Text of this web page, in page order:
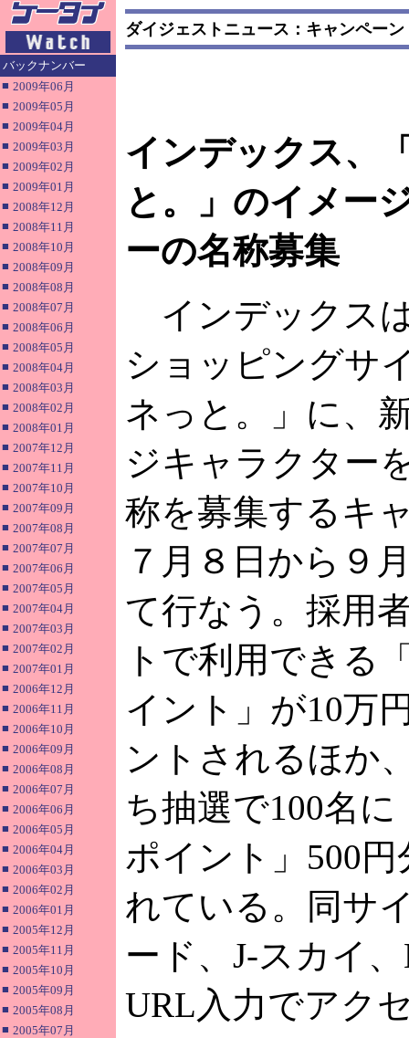
バックナンバー
■ 2009年06月
■ 2009年05月
■ 2009年04月
■ 2009年03月
■ 2009年02月
■ 2009年01月
■ 2008年12月
■ 2008年11月
■ 2008年10月
■ 2008年09月
■ 2008年08月
■ 2008年07月
■ 2008年06月
■ 2008年05月
■ 2008年04月
■ 2008年03月
■ 2008年02月
■ 2008年01月
■ 2007年12月
■ 2007年11月
■ 2007年10月
■ 2007年09月
■ 2007年08月
■ 2007年07月
■ 2007年06月
■ 2007年05月
■ 2007年04月
■ 2007年03月
■ 2007年02月
■ 2007年01月
■ 2006年12月
■ 2006年11月
■ 2006年10月
■ 2006年09月
■ 2006年08月
■ 2006年07月
■ 2006年06月
■ 2006年05月
■ 2006年04月
■ 2006年03月
■ 2006年02月
■ 2006年01月
■ 2005年12月
■ 2005年11月
■ 2005年10月
■ 2005年09月
■ 2005年08月
■ 2005年07月
ダイジェストニュース：キャンペーン
インデックス、
と。」のイメー
ーの名称募集
インデックス
ショッピングサ
ネっと。」に、
ジキャラクター
称を募集するキ
７月８日から９
て行なう。採用
トで利用できる
イント」が10万
ントされるほか
ち抽選で100名
ポイント」500
れている。同サ
ード、J-スカイ
URL入力でアク